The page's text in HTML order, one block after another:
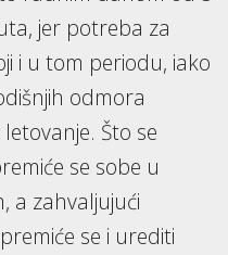
jer potreba za
i u tom periodu, iako
odmora
Što se
se sobe u
a zahvaljujući
se i urediti